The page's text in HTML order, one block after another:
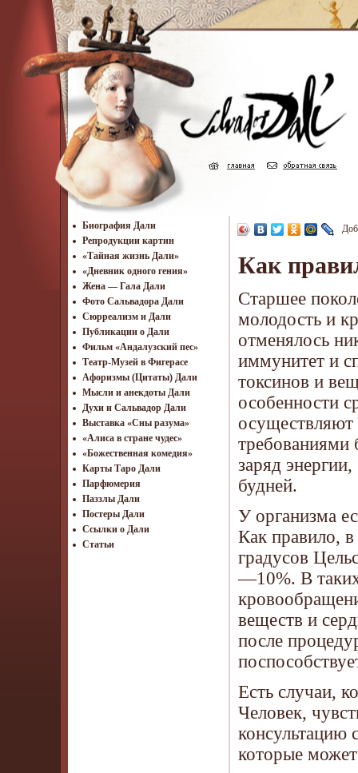
Биография Дали
Репродукции картин
«Тайная жизнь Дали»
«Дневник одного гения»
Жена — Гала Дали
Фото Сальвадора Дали
Cюрреализм и Дали
Публикации о Дали
Фильм «Андалузский пес»
Театр-Музей в Фигерасе
Афоризмы (Цитаты) Дали
Мысли и анекдоты Дали
Духи и Сальвадор Дали
Выставка «Сны разума»
«Алиса в стране чудес»
«Божественная комедия»
Карты Таро Дали
Парфюмерия
Паззлы Дали
Постеры Дали
Ссылки о Дали
Статьи
Как
Старшее
молодость и
отменялось
иммунитет и
токсинов и
особенности
осуществляют
требованиями
заряд
будней.
У организма
Как правило, в
градусов
—10%. В таких
веществ и
после
Есть случаи,
Человек,
консультацию
которые